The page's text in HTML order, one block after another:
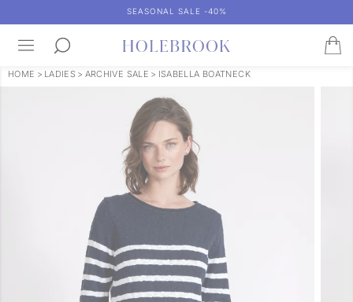
SEASONAL SALE -40%
HOME > LADIES > ARCHIVE SALE > ISABELLA BOATNECK